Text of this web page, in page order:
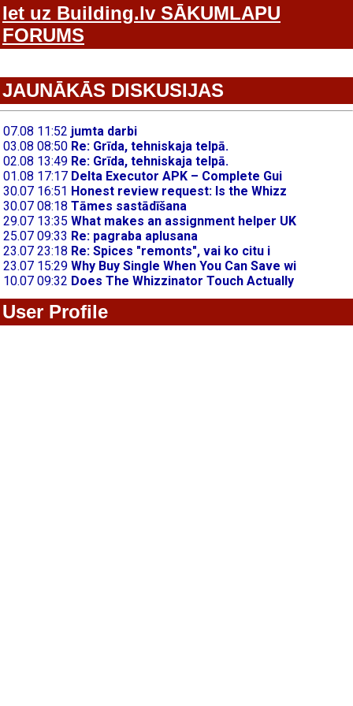
Iet uz Building.lv SĀKUMLAPU
FORUMS
JAUNĀKĀS DISKUSIJAS
User Profile